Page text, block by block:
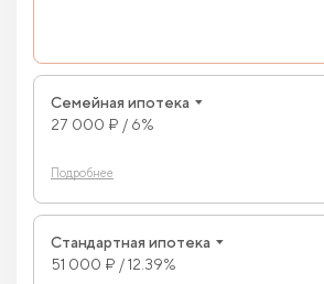
Семейная ипотека
27 000 ₽ / 6%
Подробнее
Стандартная ипотека
51 000 ₽ / 12.39%